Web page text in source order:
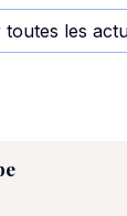
toutes les